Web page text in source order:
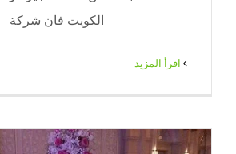
الكويت فان شركة